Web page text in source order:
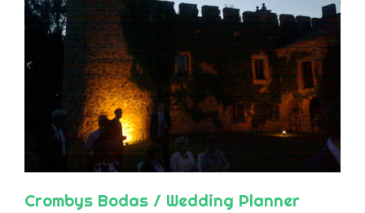
Crombys Bodas / Wedding Planner